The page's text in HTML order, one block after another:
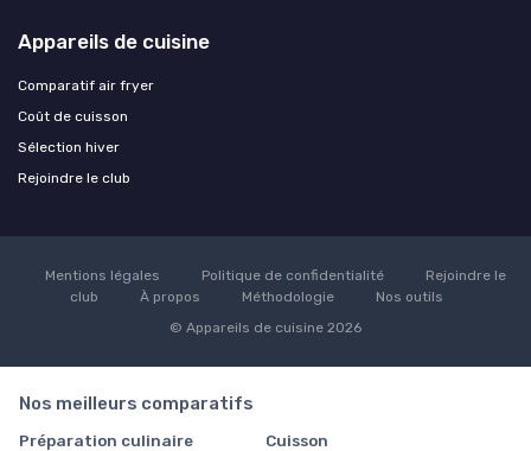
Appareils de cuisine
Comparatif air fryer
Coût de cuisson
Sélection hiver
Rejoindre le club
Mentions légales Politique de confidentialité
Rejoindre le
club
À propos Méthodologie
Nos outils
© Appareils de cuisine 2026
Nos meilleurs comparatifs
Préparation culinaire Cuisson